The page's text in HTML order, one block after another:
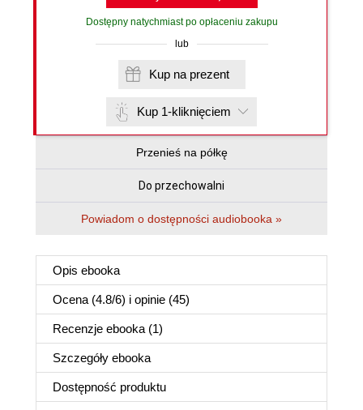
Dostępny natychmiast po opłaceniu zakupu
lub
Kup na prezent
Kup 1-kliknięciem
Przenieś na półkę
Do przechowalni
Powiadom o dostępności audiobooka »
Opis ebooka
Ocena (4.8/6) i opinie (45)
Recenzje ebooka (1)
Szczegóły ebooka
Dostępność produktu